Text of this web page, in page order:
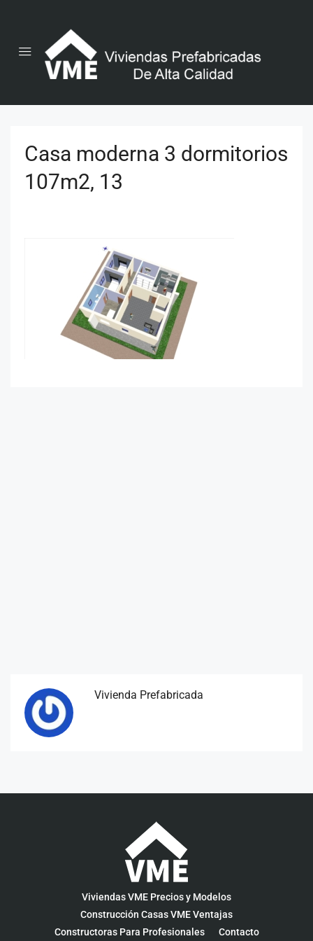
Casa moderna 3 dormitorios
107m2, 13
Vivienda Prefabricada
Viviendas VME Precios y Modelos
Construcción Casas VME Ventajas
Constructoras Para Profesionales
Contacto